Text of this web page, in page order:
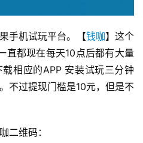
手机试玩平台。【钱咖】这个
直都现在每天10点后都有大量
相应的APP 安装试玩三分钟
不过提现门槛是10元，但是不
二维码：